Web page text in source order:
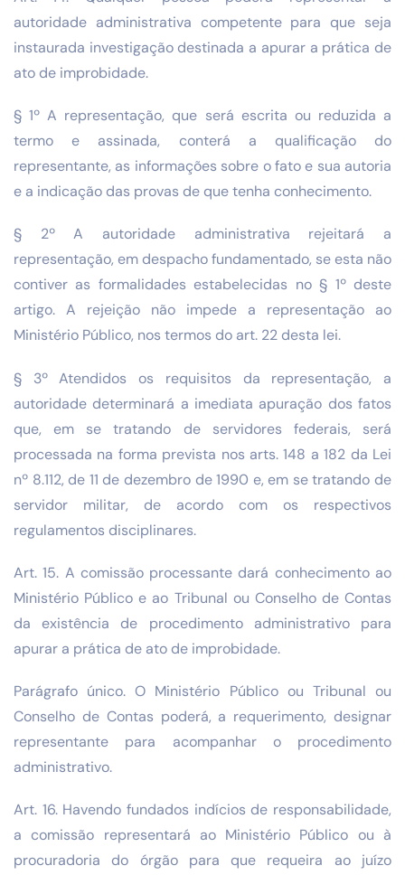
autoridade administrativa competente para que seja
instaurada investigação destinada a apurar a prática de
ato de improbidade.
§ 1º A representação, que será escrita ou reduzida a
termo e assinada, conterá a qualificação do
representante, as informações sobre o fato e sua autoria
e a indicação das provas de que tenha conhecimento.
§ 2º A autoridade administrativa rejeitará a
representação, em despacho fundamentado, se esta não
contiver as formalidades estabelecidas no § 1º deste
artigo. A rejeição não impede a representação ao
Ministério Público, nos termos do art. 22 desta lei.
§ 3º Atendidos os requisitos da representação, a
autoridade determinará a imediata apuração dos fatos
que, em se tratando de servidores federais, será
processada na forma prevista nos arts. 148 a 182 da Lei
nº 8.112, de 11 de dezembro de 1990 e, em se tratando de
servidor militar, de acordo com os respectivos
regulamentos disciplinares.
Art. 15. A comissão processante dará conhecimento ao
Ministério Público e ao Tribunal ou Conselho de Contas
da existência de procedimento administrativo para
apurar a prática de ato de improbidade.
Parágrafo único. O Ministério Público ou Tribunal ou
Conselho de Contas poderá, a requerimento, designar
representante para acompanhar o procedimento
administrativo.
Art. 16. Havendo fundados indícios de responsabilidade,
a comissão representará ao Ministério Público ou à
procuradoria do órgão para que requeira ao juízo